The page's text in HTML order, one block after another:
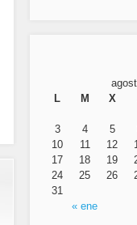
L
M X
« ene
3
4 5
10
11 12
17
18 19
24
25 26
31